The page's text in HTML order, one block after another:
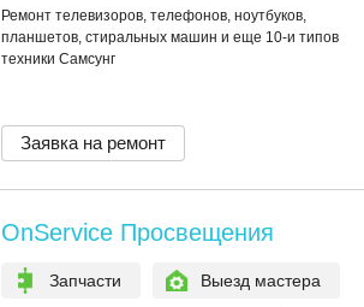
Ремонт телевизоров, телефонов, ноутбуков,
планшетов, стиральных машин и еще 10-и типов
техники Самсунг
Заявка на ремонт
OnService Просвещения
Запчасти Выезд мастера